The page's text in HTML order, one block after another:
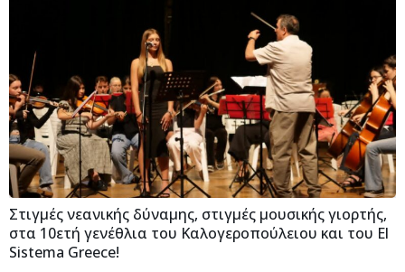
Στιγμές νεανικής δύναμης, στιγμές μουσικής γιορτής,
στα 10ετή γενέθλια του Καλογεροπούλειου και του El
Sistema Greece!